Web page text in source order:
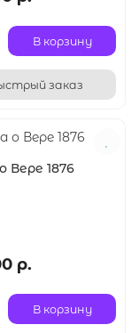
В корзину
заказ
Вере 1876
р.
В корзину